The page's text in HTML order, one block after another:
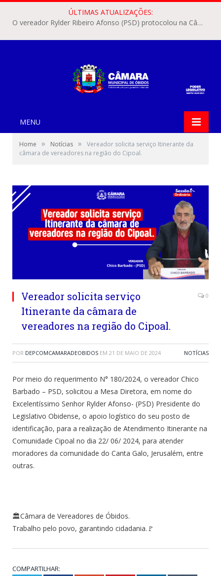
ÚLTIMAS ATUALIZAÇÕES:
O vereador Rylder Ribeiro Afonso (PSD) protocolou na Câmara Municipal de Óbidos o Requerimento nº 346/2026.
MENU
Home » Notícias »
Vereador solicita serviço Itinerante da
câmara de vereadores na região do Cipoal.
Vereador solicita serviço
Itinerante da câmara de
vereadores na região do Cipoal.
0
POR DEPCOMCAMARADEOBIDOS EM 21 DE MAIO DE 2024 NOTÍCIAS
Por meio do requerimento N° 180/2024, o vereador Chico
Barbado – PSD, solicitou a Mesa Diretora, em nome do
Excelentíssimo Senhor Rylder Afonso- (PSD) Presidente do
Legislativo Obidense, o apoio logístico do seu posto de
identificação, para a realização de Atendimento Itinerante na
Comunidade Cipoal no dia 22/ 06/ 2024, para atender
moradores da comunidade do Canta Galo, Jerusalém, entre
outras.
🏛Câmara de Vereadores de Óbidos.
Trabalho pelo povo, garantindo cidadania.🚩
COMPARTILHAR: